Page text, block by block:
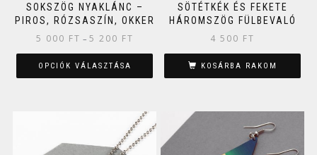
SOKSZÖG NYAKLÁNC –
PIROS, RÓZSASZÍN, OKKER
5 000 FT – 5 200 FT
OPCIÓK VÁLASZTÁSA
SÖTÉTKÉK ÉS FEKETE
HÁROMSZÖG FÜLBEVALÓ
4 500 FT
KOSÁRBA RAKOM